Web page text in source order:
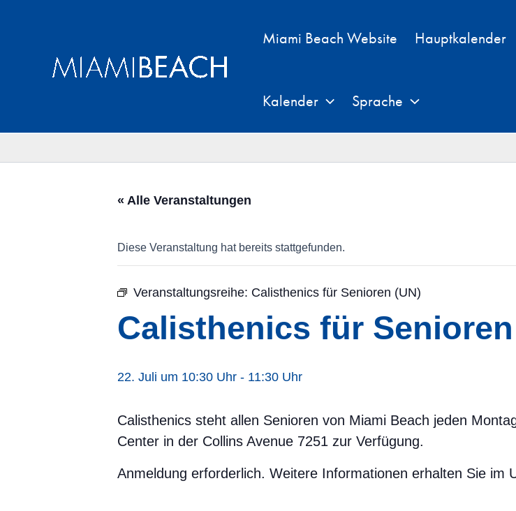
Miami Beach Website Hauptkalender
Kalender Sprache
« Alle Veranstaltungen
Diese Veranstaltung hat bereits stattgefunden.
Veranstaltungsreihe: Calisthenics für Senioren (UN)
Calisthenics für
22. Juli um 10:30 Uhr - 11:30 Uhr
Calisthenics steht allen Senioren von Miami Beach jeden
Center in der Collins Avenue 7251 zur Verfügung.
Anmeldung erforderlich. Weitere Informationen erhalten Sie im